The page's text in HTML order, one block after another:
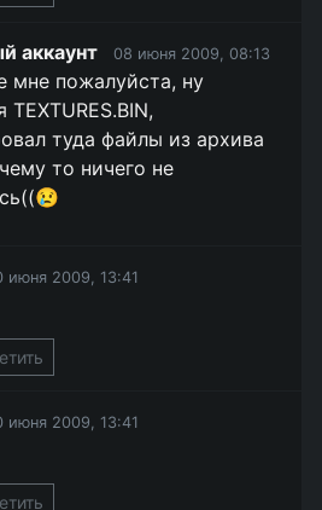
аккаунт 08 июня 2009, 08:13
мне пожалуйста, ну
TEXTURES.BIN,
туда файлы из архива
то ничего не
июня 2009, 13:41
июня 2009, 13:41